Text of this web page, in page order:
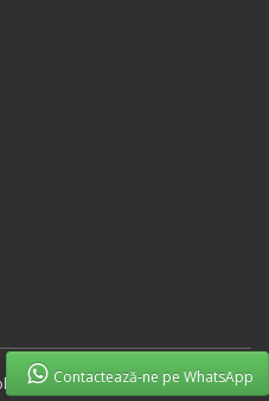
de încălzire moderne © 2026
Contactează-ne pe WhatsApp